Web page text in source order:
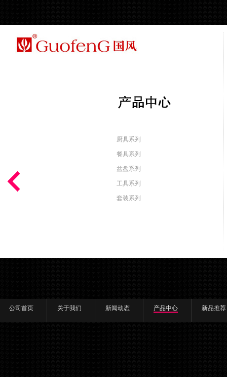
公司首页 关于我们 新闻动态 产品中心 新品推荐
厨具系列
餐具系列
盆盘系列
工具系列
套装系列